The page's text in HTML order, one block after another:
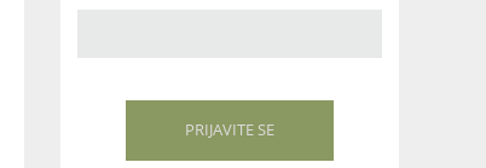
PRIJAVITE SE